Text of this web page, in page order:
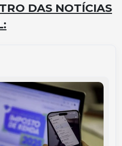
DAS NOTÍCIAS